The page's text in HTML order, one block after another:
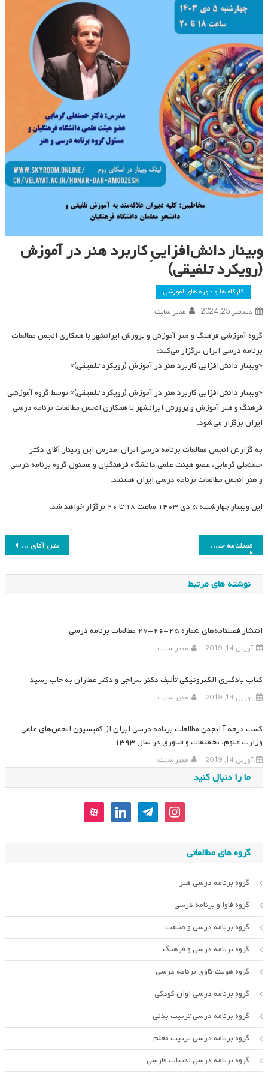
وبینار دانش‌افزاییِ کاربرد هنر در آموزش
(رویکرد تلفیقی)
کارگاه ها و دوره های آموزشی
دسامبر 25, 2024 مدیر سایت
گروه آموزشی فرهنگ و هنر آموزش و پرورش ایرانشهر با همکاری انجمن مطالعات
برنامه درسی ایران برگزار می‌کند:
«وبینار دانش‌افزاییِ کاربرد هنر در آموزش (رویکرد تلفیقی)»
«وبینار دانش‌افزاییِ کاربرد هنر در آموزش (رویکرد تلفیقی)» توسط گروه آموزشی
فرهنگ و هنر آموزش و پرورش ایرانشهر با همکاری انجمن مطالعات برنامه درسی
ایران برگزار می‌شود.
به گزارش انجمن مطالعات برنامه درسی ایران؛ مدرس این وبینار آقای دکتر
حسنعلی گرمابی، عضو هیئت علمی دانشگاه فرهنگیان و مسئول گروه برنامه درسی
و هنر انجمن مطالعات برنامه درسی ایران هستند.
این وبینار چهارشنبه ۵ دی ۱۴۰۳ ساعت ۱۸ تا ۲۰ برگزار خواهد شد.
راهبری
نوشته
متن آقای دکتر محمود مهرمحمدی در “مراسم نکوداشت خانم دکتر زهرا گویا” فصلنامه خبری پاییز ۱۴۰۳ انجمن مطالعات برنامه درسی ایران
نوشته های مرتبط
انتشار فصلنامه‌های شماره ۲۵-۲۶-۲۷ مطالعات برنامه درسی
آوریل 14, 2019 مدیر سایت
کتاب یادگیری الکترونیکی تألیف دکتر سراجی و دکتر عطاران به چاپ رسید
آوریل 14, 2019 مدیر سایت
کسب درجه آ انجمن مطالعات برنامه درسی ایران از کمیسیون انجمن‌های علمی
وزارت علوم، تحقیقات و فناوری در سال ۱۳۹۳
آوریل 14, 2019 مدیر سایت
ما را دنبال کنید
instagram
telegram
linkedin
aparat
گروه های مطالعاتی
گروه برنامه درسی هنر
گروه فاوا و برنامه درسی
گروه برنامه درسی و صنعت
گروه برنامه درسی و فرهنگ
گروه هویت کاوی برنامه درسی
گروه برنامه درسی اوان کودکی
گروه برنامه درسی تربیت بدنی
گروه برنامه درسی تربیت معلم
گروه برنامه درسی ادبیات فارسی